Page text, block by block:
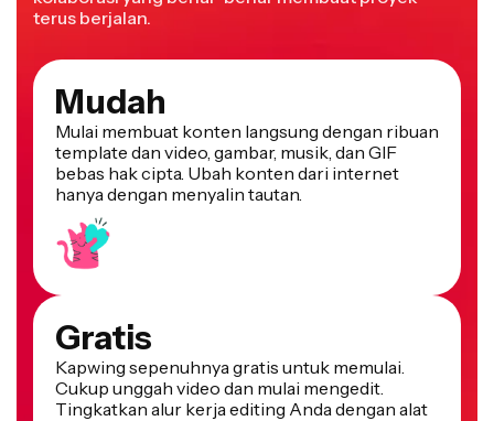
Mudah
Mulai membuat konten langsung dengan ribuan
template dan video, gambar, musik, dan GIF
bebas hak cipta. Ubah konten dari internet
hanya dengan menyalin tautan.
Gratis
Kapwing sepenuhnya gratis untuk memulai.
Cukup unggah video dan mulai mengedit.
Tingkatkan alur kerja editing Anda dengan alat
online kami yang powerful.